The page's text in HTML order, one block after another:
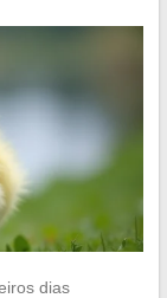
dias